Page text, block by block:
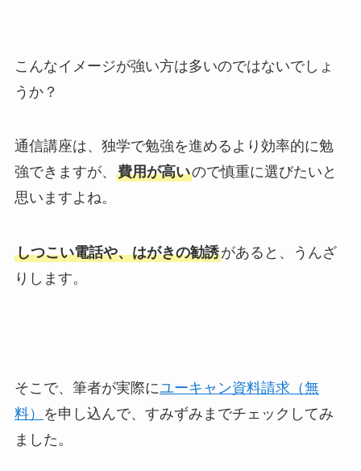
こんなイメージが強い方は多いのではないでしょ
うか？
通信講座は、独学で勉強を進めるより効率的に勉
強できますが、 費用が高いので慎重に選びたいと
思いますよね。
しつこい電話や、はがきの勧誘があると、うんざ
りします。
そこで、筆者が実際にユーキャン資料請求（無
料）
を申し込んで、すみずみまでチェックしてみ
ました。